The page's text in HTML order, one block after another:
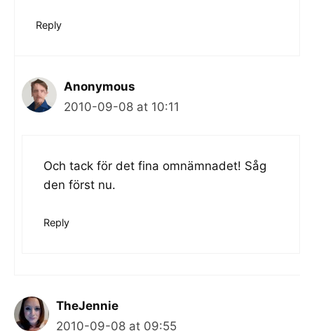
Reply
Anonymous
2010-09-08 at 10:11
Och tack för det fina omnämnadet! Såg
den först nu.
Reply
TheJennie
2010-09-08 at 09:55